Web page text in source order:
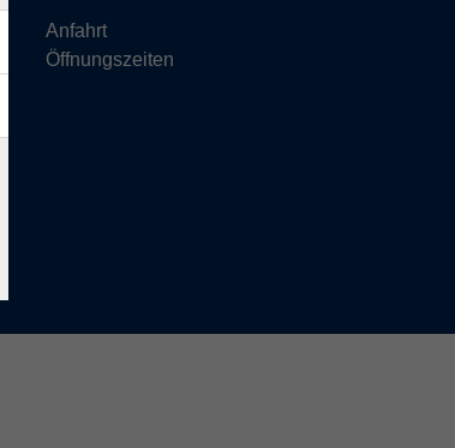
Anfahrt
Öffnungszeiten